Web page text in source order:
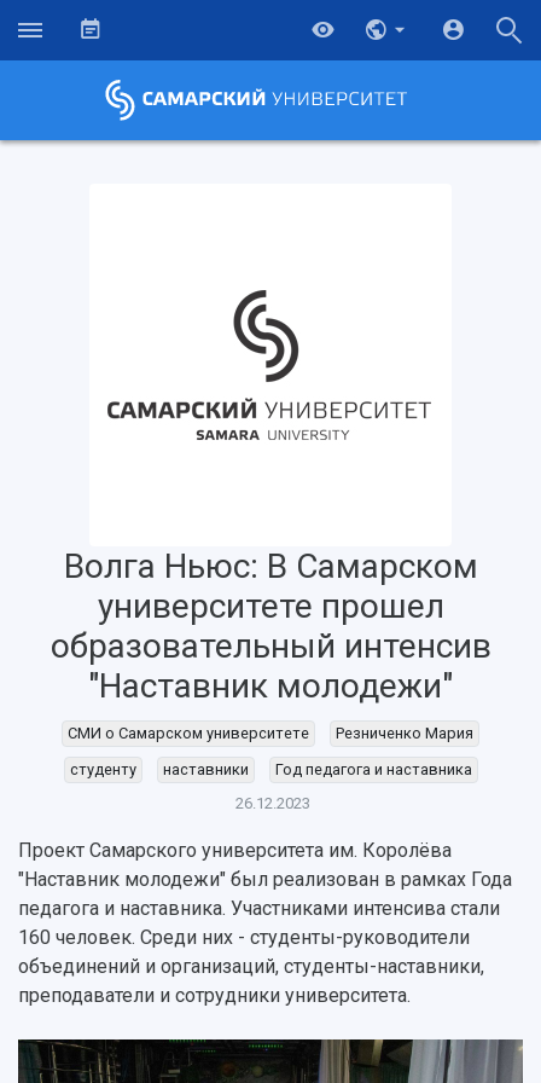
Об университете
Ключевые факты
Рейтинги
Руководство
Наблюдательный совет
Попечительский совет
Новости
Главные новости
Бортжурнал
Объявления
События
Образование
Почему я выбираю Самарский университет?
Абитуриенту
Бакалавриат и специалитет
Магистратура
Аспирантура
Формы обучения
Учебные планы
Научно-исследовательская деятельность
Основные научные направления
Научные школы и ведущие научные коллективы
Диссертационные советы
Подготовка научных кадров
Конкурс на замещение должностей научных
работников
Научно-технический совет
Волга Ньюс: В Самарском
университете прошел
образовательный интенсив
"Наставник молодежи"
СМИ о Самарском университете
Резниченко Мария
студенту
наставники
Год педагога и наставника
26.12.2023
Проект Самарского университета им. Королёва
"Наставник молодежи" был реализован в рамках Года
педагога и наставника. Участниками интенсива стали
160 человек. Среди них - студенты-руководители
объединений и организаций, студенты-наставники,
преподаватели и сотрудники университета.